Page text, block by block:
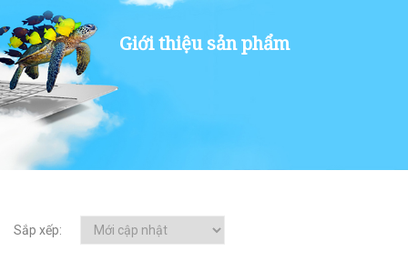
Giới thiệu sản phẩm
Sắp xếp: